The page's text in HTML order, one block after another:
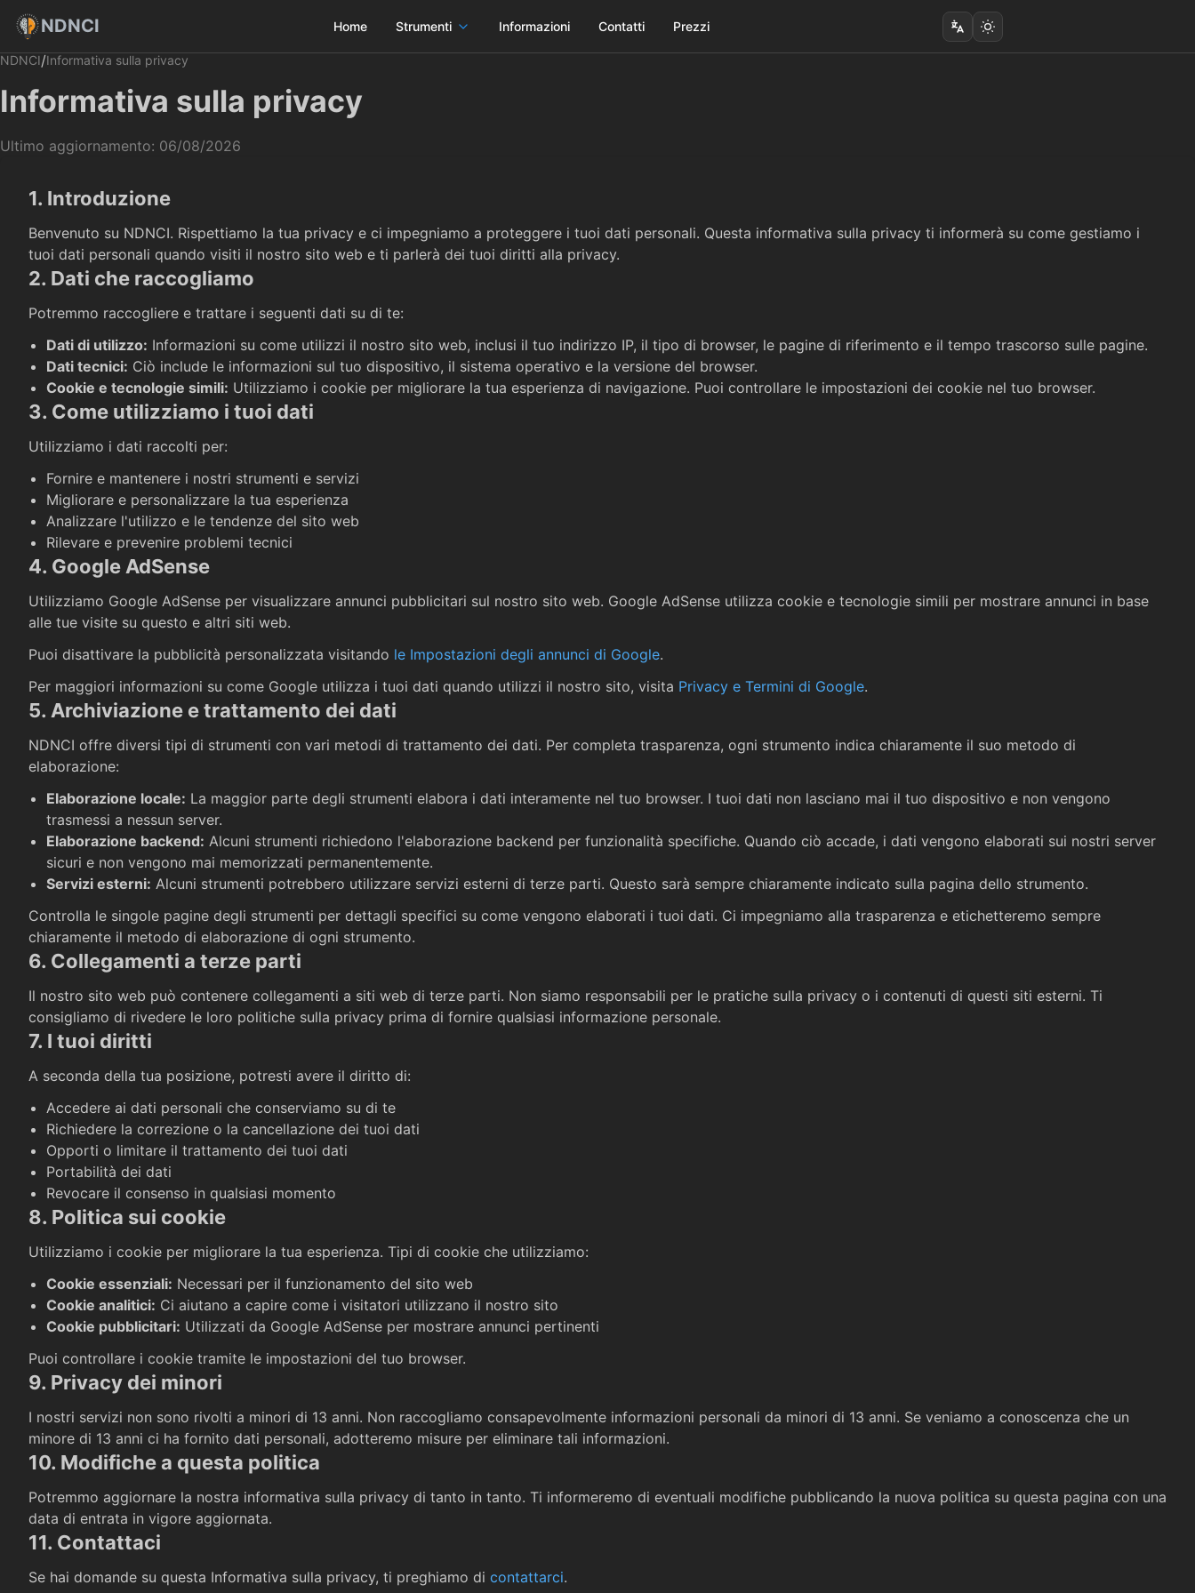
NDNCI Home Strumenti Informazioni Contatti Prezzi
NDNCI/Informativa sulla privacy
Informativa sulla privacy
Ultimo aggiornamento: 06/08/2026
1. Introduzione
Benvenuto su NDNCI. Rispettiamo la tua privacy e ci impegniamo a proteggere i tuoi dati personali. Questa informativa sulla privacy ti informerà su come gestiamo i
tuoi dati personali quando visiti il nostro sito web e ti parlerà dei tuoi diritti alla privacy.
2. Dati che raccogliamo
Potremmo raccogliere e trattare i seguenti dati su di te:
Dati di utilizzo: Informazioni su come utilizzi il nostro sito web, inclusi il tuo indirizzo IP, il tipo di browser, le pagine di riferimento e il tempo trascorso sulle pagine.
Dati tecnici: Ciò include le informazioni sul tuo dispositivo, il sistema operativo e la versione del browser.
Cookie e tecnologie simili: Utilizziamo i cookie per migliorare la tua esperienza di navigazione. Puoi controllare le impostazioni dei cookie nel tuo browser.
3. Come utilizziamo i tuoi dati
Utilizziamo i dati raccolti per:
Fornire e mantenere i nostri strumenti e servizi
Migliorare e personalizzare la tua esperienza
Analizzare l'utilizzo e le tendenze del sito web
Rilevare e prevenire problemi tecnici
4. Google AdSense
Utilizziamo Google AdSense per visualizzare annunci pubblicitari sul nostro sito web. Google AdSense utilizza cookie e tecnologie simili per mostrare annunci in base
alle tue visite su questo e altri siti web.
Puoi disattivare la pubblicità personalizzata visitando le Impostazioni degli annunci di Google.
Per maggiori informazioni su come Google utilizza i tuoi dati quando utilizzi il nostro sito, visita Privacy e Termini di Google.
5. Archiviazione e trattamento dei dati
NDNCI offre diversi tipi di strumenti con vari metodi di trattamento dei dati. Per completa trasparenza, ogni strumento indica chiaramente il suo metodo di
elaborazione:
Elaborazione locale: La maggior parte degli strumenti elabora i dati interamente nel tuo browser. I tuoi dati non lasciano mai il tuo dispositivo e non vengono
trasmessi a nessun server.
Elaborazione backend: Alcuni strumenti richiedono l'elaborazione backend per funzionalità specifiche. Quando ciò accade, i dati vengono elaborati sui nostri server
sicuri e non vengono mai memorizzati permanentemente.
Servizi esterni: Alcuni strumenti potrebbero utilizzare servizi esterni di terze parti. Questo sarà sempre chiaramente indicato sulla pagina dello strumento.
Controlla le singole pagine degli strumenti per dettagli specifici su come vengono elaborati i tuoi dati. Ci impegniamo alla trasparenza e etichetteremo sempre
chiaramente il metodo di elaborazione di ogni strumento.
6. Collegamenti a terze parti
Il nostro sito web può contenere collegamenti a siti web di terze parti. Non siamo responsabili per le pratiche sulla privacy o i contenuti di questi siti esterni. Ti
consigliamo di rivedere le loro politiche sulla privacy prima di fornire qualsiasi informazione personale.
7. I tuoi diritti
A seconda della tua posizione, potresti avere il diritto di:
Accedere ai dati personali che conserviamo su di te
Richiedere la correzione o la cancellazione dei tuoi dati
Opporti o limitare il trattamento dei tuoi dati
Portabilità dei dati
Revocare il consenso in qualsiasi momento
8. Politica sui cookie
Utilizziamo i cookie per migliorare la tua esperienza. Tipi di cookie che utilizziamo:
Cookie essenziali: Necessari per il funzionamento del sito web
Cookie analitici: Ci aiutano a capire come i visitatori utilizzano il nostro sito
Cookie pubblicitari: Utilizzati da Google AdSense per mostrare annunci pertinenti
Puoi controllare i cookie tramite le impostazioni del tuo browser.
9. Privacy dei minori
I nostri servizi non sono rivolti a minori di 13 anni. Non raccogliamo consapevolmente informazioni personali da minori di 13 anni. Se veniamo a conoscenza che un
minore di 13 anni ci ha fornito dati personali, adotteremo misure per eliminare tali informazioni.
10. Modifiche a questa politica
Potremmo aggiornare la nostra informativa sulla privacy di tanto in tanto. Ti informeremo di eventuali modifiche pubblicando la nuova politica su questa pagina con una
data di entrata in vigore aggiornata.
11. Contattaci
Se hai domande su questa Informativa sulla privacy, ti preghiamo di contattarci.